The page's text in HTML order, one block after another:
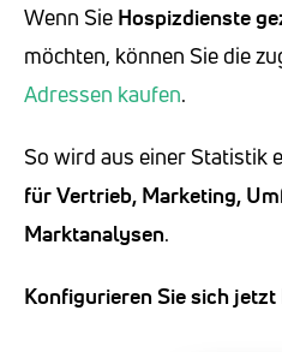
Wenn Sie Hospizdienste
möchten, können Sie die
Adressen kaufen.
So wird aus einer Statistik
für Vertrieb, Marketing,
Marktanalysen.
Konfigurieren Sie sich